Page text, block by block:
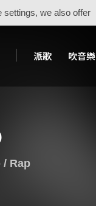
settings, we also offer
派歌 吹音樂
/ Rap